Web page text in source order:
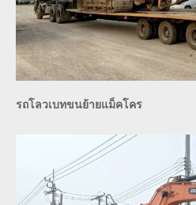
รถโลวเบทขนย้ายแม็คโคร